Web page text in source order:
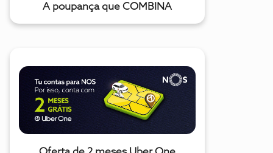
A poupança que COMBINA